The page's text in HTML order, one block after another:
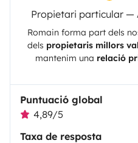
Propietari particular —
Romain forma part dels
dels propietaris millors
mantenim una relació
Puntuació global
4,89/5
Taxa de resposta